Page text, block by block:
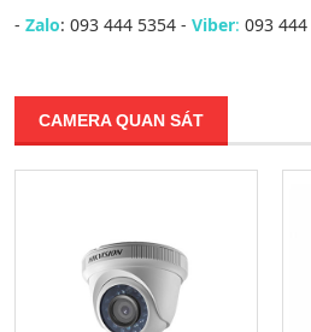
- Zalo: 093 444 5354 - Viber: 093
CAMERA QUAN SÁT